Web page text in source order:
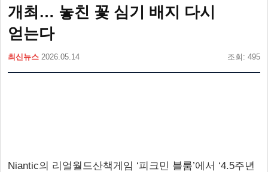
개최… 놓친 꽃 심기 배지 다시
얻는다
최신뉴스 2026.05.14 조회: 495
Niantic의 리얼월드산책게임 ‘피크민 블룸’에서 ‘4.5주년